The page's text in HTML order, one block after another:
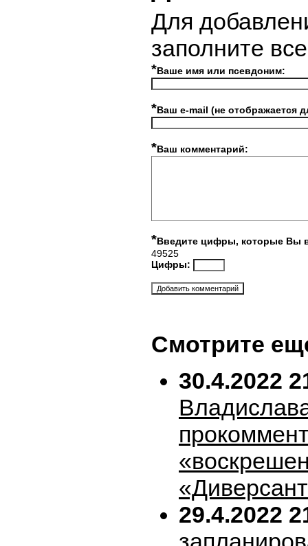
Для
заполните
*Ваше имя или псевдоним:
*Ваш e-mail (не отображается
*Ваш комментарий:
*Введите цифры, которые Вы
49525
Цифры:
Смотрите
30.4.2022
29.4.2022